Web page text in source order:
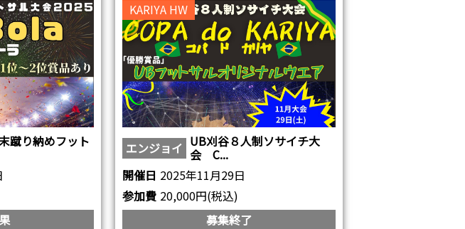
蹴り納めフット
KARIYA HW
エンジョイ UB刈谷８人制ソサイチ大
会 C...
開催日 2025年11月29日
参加費 20,000円(税込)
募集終了